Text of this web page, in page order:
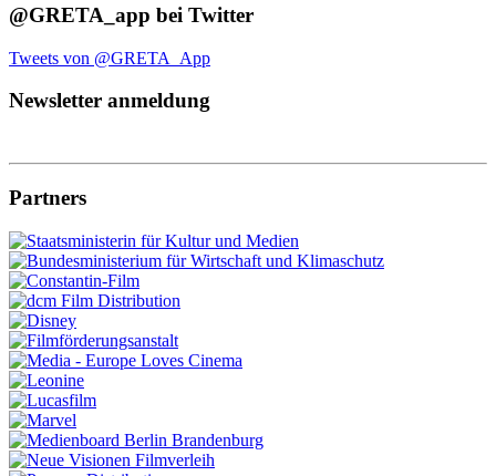
@GRETA_app bei Twitter
Tweets von @GRETA_App
Newsletter anmeldung
Partners